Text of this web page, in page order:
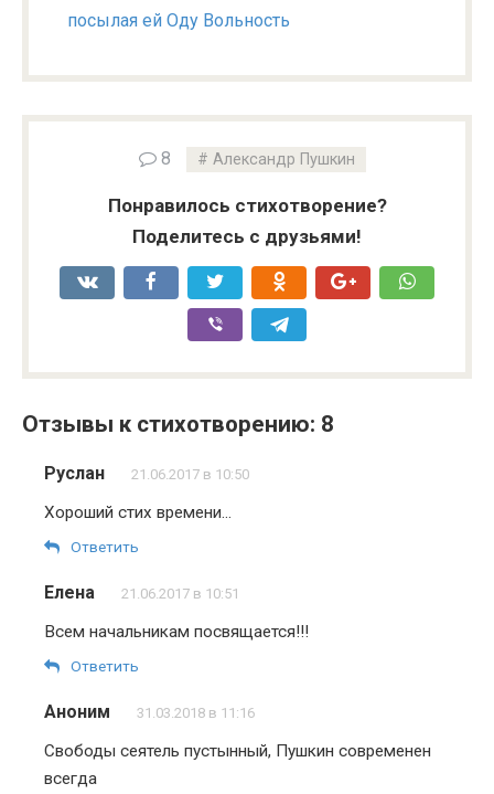
посылая ей Оду Вольность
8 Александр Пушкин
Понравилось стихотворение?
Поделитесь с друзьями!
Отзывы к стихотворению: 8
Руслан 21.06.2017 в 10:50
Хороший стих времени…
Ответить
Елена 21.06.2017 в 10:51
Всем начальникам посвящается!!!
Ответить
Аноним 31.03.2018 в 11:16
Свободы сеятель пустынный, Пушкин современен
всегда